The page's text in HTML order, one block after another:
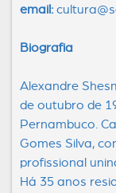
email:
Biografia
Alexandre
de outubro de
Pernambuco.
Gomes Silva,
profissional
Há 35 anos